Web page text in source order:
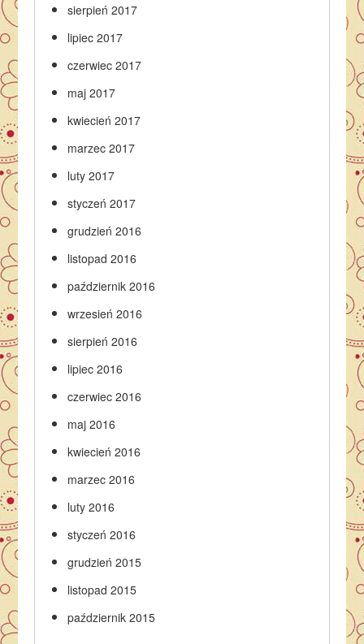
sierpień 2017
lipiec 2017
czerwiec 2017
maj 2017
kwiecień 2017
marzec 2017
luty 2017
styczeń 2017
grudzień 2016
listopad 2016
październik 2016
wrzesień 2016
sierpień 2016
lipiec 2016
czerwiec 2016
maj 2016
kwiecień 2016
marzec 2016
luty 2016
styczeń 2016
grudzień 2015
listopad 2015
październik 2015